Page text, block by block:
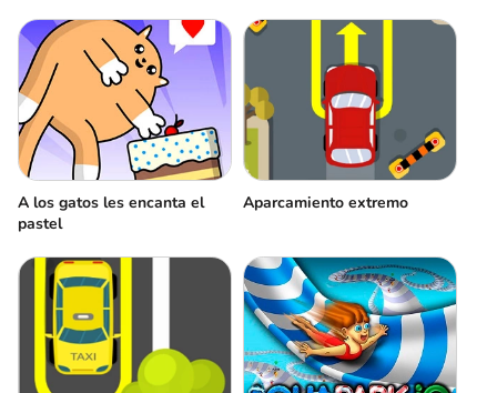
A los gatos les encanta el
pastel
Aparcamiento extremo